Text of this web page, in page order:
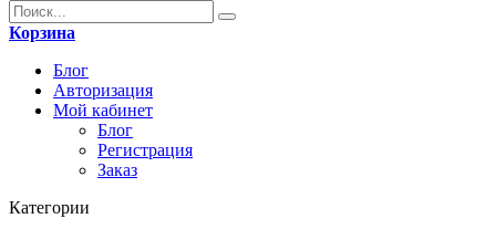
Корзина
Блог
Авторизация
Мой кабинет
Блог
Регистрация
Заказ
Категории